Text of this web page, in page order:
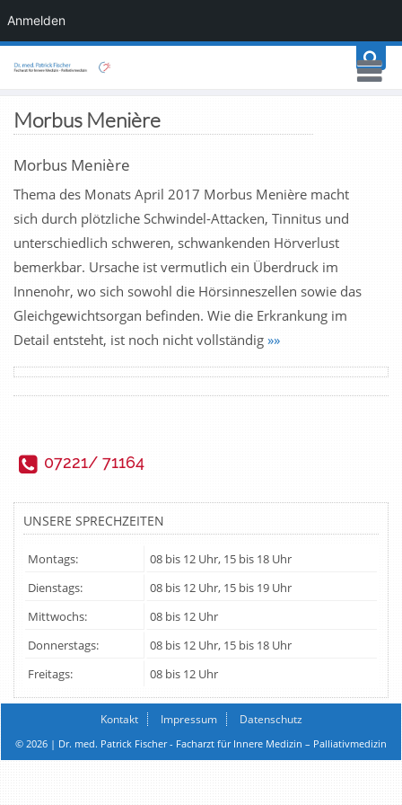
Anmelden
Morbus Menière
Morbus Menière
Thema des Monats April 2017 Morbus Menière macht
sich durch plötzliche Schwindel-Attacken, Tinnitus und
unterschiedlich schweren, schwankenden Hörverlust
bemerkbar. Ursache ist vermutlich ein Überdruck im
Innenohr, wo sich sowohl die Hörsinneszellen sowie das
Gleichgewichtsorgan befinden. Wie die Erkrankung im
Detail entsteht, ist noch nicht vollständig »»
07221/ 71164
UNSERE SPRECHZEITEN
Montags:
08 bis 12 Uhr, 15 bis 18 Uhr
Dienstags:
08 bis 12 Uhr, 15 bis 19 Uhr
Mittwochs:
08 bis 12 Uhr
Donnerstags:
08 bis 12 Uhr, 15 bis 18 Uhr
Freitags:
08 bis 12 Uhr
Kontakt Impressum
Datenschutz
© 2026 | Dr. med. Patrick Fischer - Facharzt für Innere Medizin – Palliativmedizin